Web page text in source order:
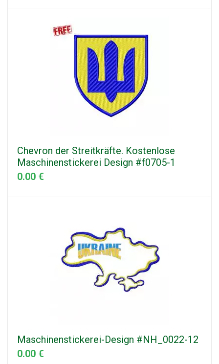
Chevron der Streitkräfte. Kostenlose
Maschinenstickerei Design #f0705-1
0.00 €
Maschinenstickerei-Design #NH_0022-12
0.00 €